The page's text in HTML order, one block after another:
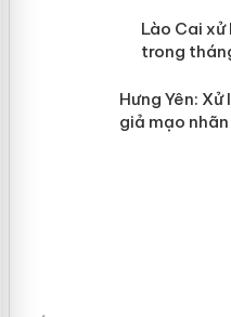
Lào Cai
mại trong